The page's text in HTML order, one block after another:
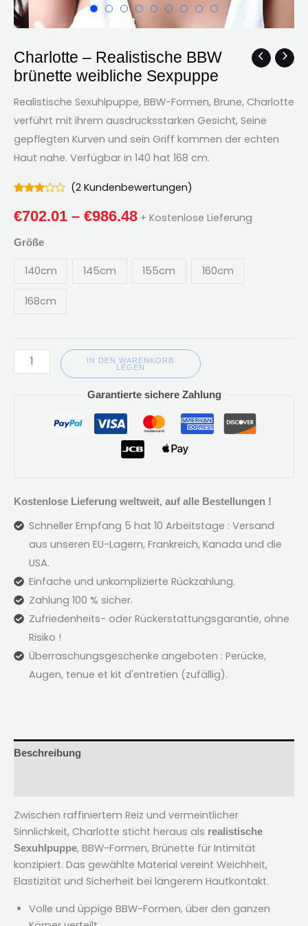
Charlotte – Realistische BBW
brünette weibliche Sexpuppe
Realistische Sexuhlpuppe, BBW-Formen, Brune, Charlotte
verführt mit ihrem ausdrucksstarken Gesicht, Seine
gepflegten Kurven und sein Griff kommen der echten
Haut nahe. Verfügbar in 140 hat 168 cm.
3.00
von 5
auf
(2Kundenbewertungen)
€702.01 – €986.48
Preisklasse:
€702.01
durch
€986.48
+ Kostenlose Lieferung
Größe
140cm 145cm 155cm 160cm
168cm
Charlotte
–
weibliche
Menge
IN DEN WARENKORB
LEGEN
Garantierte sichere Zahlung
Kostenlose Lieferung weltweit, auf alle Bestellungen !
Schneller Empfang 5 hat 10 Arbeitstage : Versand
aus unseren EU-Lagern, Frankreich, Kanada und die
USA.
Einfache und unkomplizierte Rückzahlung.
Zahlung 100 % sicher.
Zufriedenheits- oder Rückerstattungsgarantie, ohne
Risiko !
Überraschungsgeschenke angeboten : Perücke,
Augen, tenue et kit d'entretien (zufällig).
Beschreibung
Zwischen raffiniertem Reiz und vermeintlicher
Sinnlichkeit, Charlotte sticht heraus als realistische
Sexuhlpuppe, BBW-Formen, Brünette für Intimität
konzipiert. Das gewählte Material vereint Weichheit,
Elastizität und Sicherheit bei längerem Hautkontakt.
Volle und üppige BBW-Formen, über den ganzen